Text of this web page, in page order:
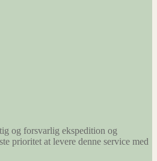
og forsvarlig ekspedition og
prioritet at levere denne service med